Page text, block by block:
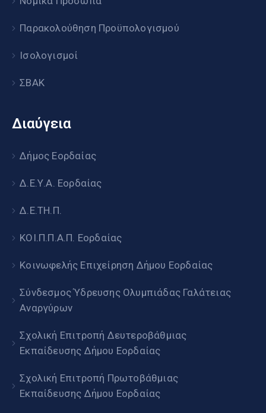
Παρακολούθηση Προϋπολογισμού
Ισολογισμοί
ΣΒΑΚ
Διαύγεια
Δήμος Εορδαίας
Δ.Ε.Υ.Α. Εορδαίας
Δ.Ε.ΤΗ.Π.
ΚΟΙ.Π.Π.Α.Π. Εορδαίας
Κοινωφελής Επιχείρηση Δήμου Εορδαίας
Σύνδεσμος Ύδρευσης Ολυμπιάδας Γαλάτειας
Αναργύρων
Σχολική Επιτροπή Δευτεροβάθμιας
Εκπαίδευσης Δήμου Εορδαίας
Σχολική Επιτροπή Πρωτοβάθμιας
Εκπαίδευσης Δήμου Εορδαίας